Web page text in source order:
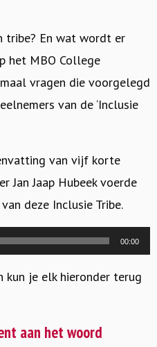
tribe? En wat wordt er
het MBO College
vragen die voorgelegd
van de ‘Inclusie
van vijf korte
Jan Jaap Hubeek voerde
deze Inclusie Tribe.
00:00
kun je elk hieronder terug
aan het woord